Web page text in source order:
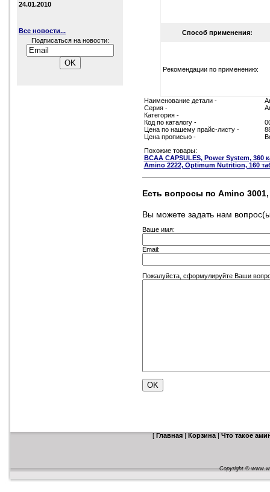
24.01.2010
Все новости...
Подписаться на новости:
Способ применения:
Рекомендации по применению:
Наименование детали -
Серия -
Категория -
Код по каталогу -
Цена по нашему прайс-листу -
Цена прописью -
Похожие товары:
ВСАА CAPSULES, Power System, 360
Amino 2222, Optimum Nutrition, 160
Есть вопросы по Amino
Вы можете задать нам
Ваше имя:
Email:
Пожалуйста, сформулируйте Ваши
[ Главная| Корзина| Что такое
Copyright ©